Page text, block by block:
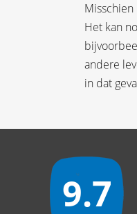
Het kan
andere
in dat
9.7